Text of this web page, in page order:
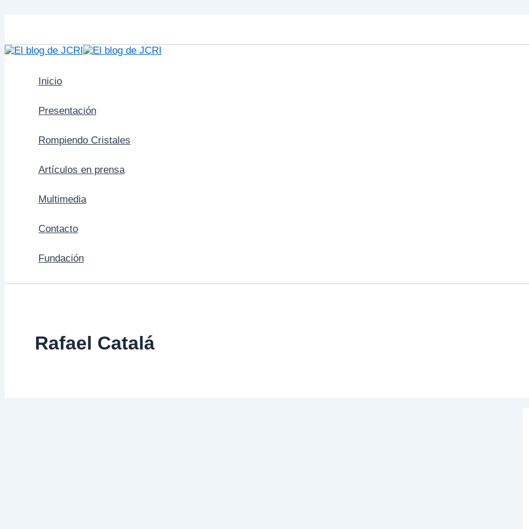
Inicio
Presentación
Rompiendo Cristales
Artículos en prensa
Multimedia
Contacto
Fundación
Rafael Catalá